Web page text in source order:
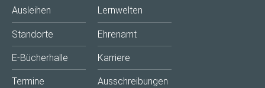
Ausleihen
Standorte
E-Bücherhalle
Termine
Lernwelten
Ehrenamt
Karriere
Ausschreibungen